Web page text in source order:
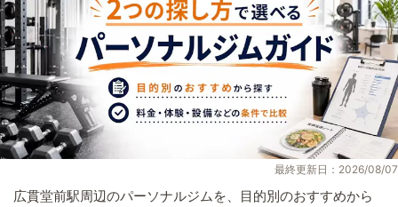
最終更新日：2026/08/07
広貫堂前駅周辺のパーソナルジムを、目的別のおすすめから